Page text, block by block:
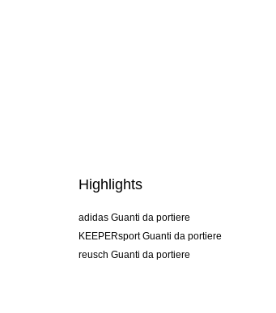
Highlights
adidas Guanti da portiere
KEEPERsport Guanti da portiere
reusch Guanti da portiere